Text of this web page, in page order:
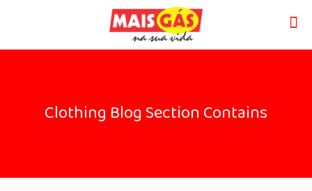
Clothing Blog Section Contains